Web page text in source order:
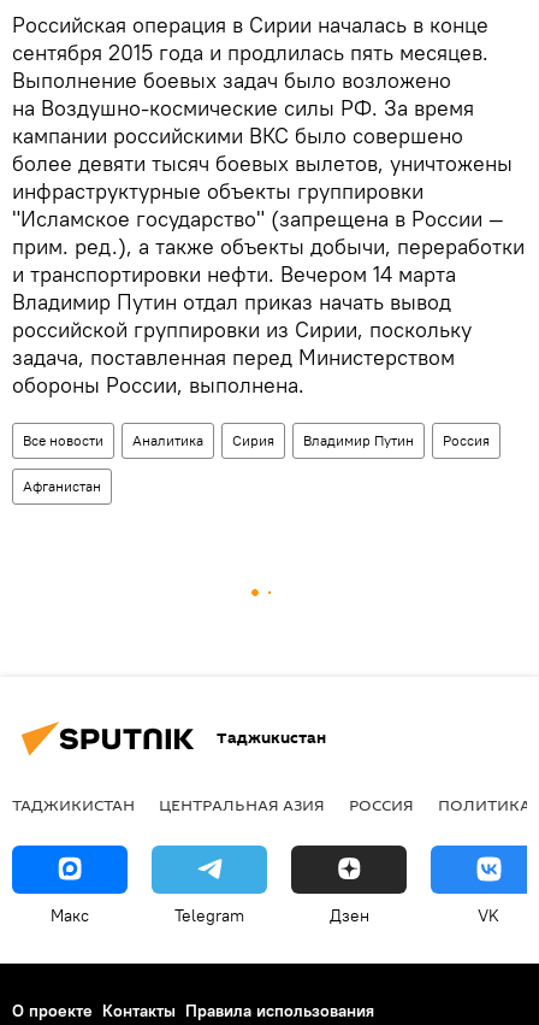
Российская операция в Сирии началась в конце
сентября 2015 года и продлилась пять месяцев.
Выполнение боевых задач было возложено
на Воздушно-космические силы РФ. За время
кампании российскими ВКС было совершено
более девяти тысяч боевых вылетов, уничтожены
инфраструктурные объекты группировки
"Исламское государство" (запрещена в России —
прим. ред.), а также объекты добычи, переработки
и транспортировки нефти. Вечером 14 марта
Владимир Путин отдал приказ начать вывод
российской группировки из Сирии, поскольку
задача, поставленная перед Министерством
обороны России, выполнена.
Все новости Аналитика Сирия Владимир Путин Россия
Афганистан
Таджикистан
ТАДЖИКИСТАН ЦЕНТРАЛЬНАЯ АЗИЯ РОССИЯ ПОЛИТИКА
Макс Telegram Дзен VK
О проекте Контакты Правила использования